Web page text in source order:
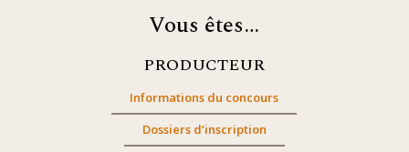
Vous êtes…
PRODUCTEUR
Informations du concours
Dossiers d’inscription